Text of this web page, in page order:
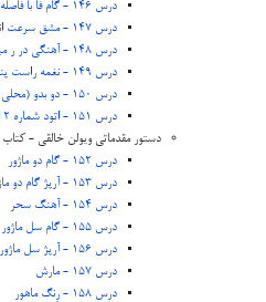
درس 146 - گام فا با فاصله سوم
درس 147 - مشق سرعت انگشت در فا ماژور
درس 148 - آهنگی در ر مینور
درس 149 - نغمه راست پنجگاه
درس 150 - دو بدو (محلی کردستان)
درس 151 - اتود شماره 2 از روح الله خالقی
دستور مقدماتی ویولن خالقی - کتاب
درس 152 - گام دو ماژور
درس 153 - آرپژ گام دو ماژور
درس 154 - آهنگ سحر
درس 155 - گام سل ماژور
درس 156 - آرپژ سل ماژور
درس 157 - مارش
درس 158 - رِنگ ماهور